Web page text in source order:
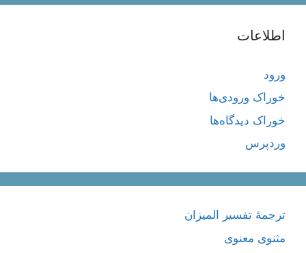
اطلاعات
ورود
خوراک ورودی‌ها
خوراک دیدگاه‌ها
وردپرس
ترجمۀ تفسیر المیزان
مثنوی معنوی